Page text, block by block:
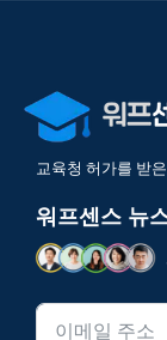
교육청 허가를 받
워프센스 뉴